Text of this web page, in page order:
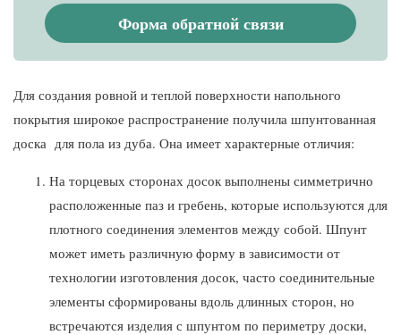
Форма обратной связи
Для создания ровной и теплой поверхности напольного
покрытия широкое распространение получила шпунтованная
доска для пола из дуба. Она имеет характерные отличия:
На торцевых сторонах досок выполнены симметрично
расположенные паз и гребень, которые используются для
плотного соединения элементов между собой. Шпунт
может иметь различную форму в зависимости от
технологии изготовления досок, часто соединительные
элементы сформированы вдоль длинных сторон, но
встречаются изделия с шпунтом по периметру доски,